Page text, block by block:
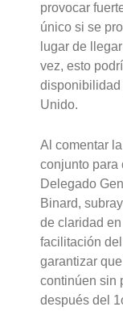
provocar
único si se
lugar de
vez, esto
disponibilidad
Unido.
Al comentar
conjunto para
Delegado
Binard,
de claridad
facilitación
garantizar
continúen sin
después del